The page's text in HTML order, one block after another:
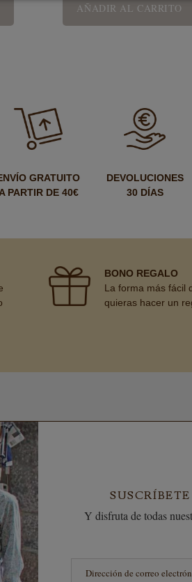
AÑADIR AL CARRITO
GRATUITO
A PARTIR DE 40€
DEVOLUCIONES
30 DÍAS
BONO REGALO
La forma más fácil
quieras hacer un
Y disfruta de todas